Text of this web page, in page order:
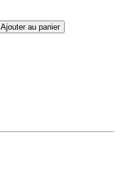
Ajouter au panier